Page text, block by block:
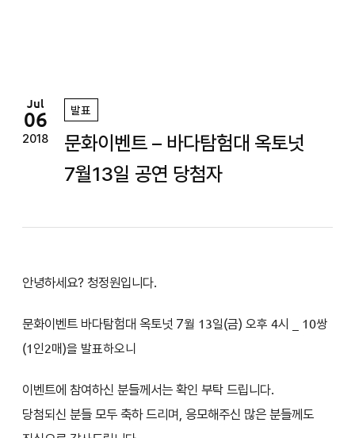
Jul
06
2018
발표
문화이벤트 – 바다탐험대 옥토넛
7월13일 공연 당첨자
안녕하세요? 청정원입니다.
문화이벤트 바다탐험대 옥토넛 7월 13일(금) 오후 4시
_ 10쌍
(1인2매)을 발표하오니
이벤트에 참여하신 분들께서는 확인 부탁 드립니다.
당첨되신 분들 모두 축하 드리며, 응모해주신 많은 분들께도